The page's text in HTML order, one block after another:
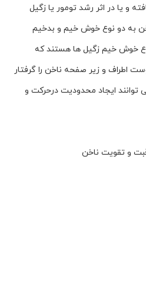
و یا در اثر رشد تومور یا زگیل
به دو نوع خوش خیم و بدخیم
خوش خیم زگیل ها هستند که
اطراف و زیر صفحه ناخن را گرفتار
توانند ایجاد محدودیت درحرکت و
و تقویت ناخن